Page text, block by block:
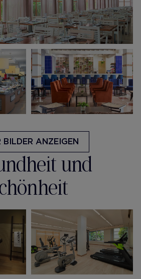
BILDER ANZEIGEN
und